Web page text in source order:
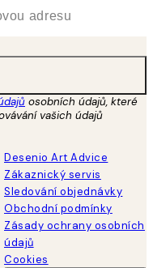
osobních údajů, které
vašich údajů
Desenio Art Advice
Zákaznický servis
Sledování objednávky
Obchodní podmínky
Zásady ochrany osobních
údajů
Cookies